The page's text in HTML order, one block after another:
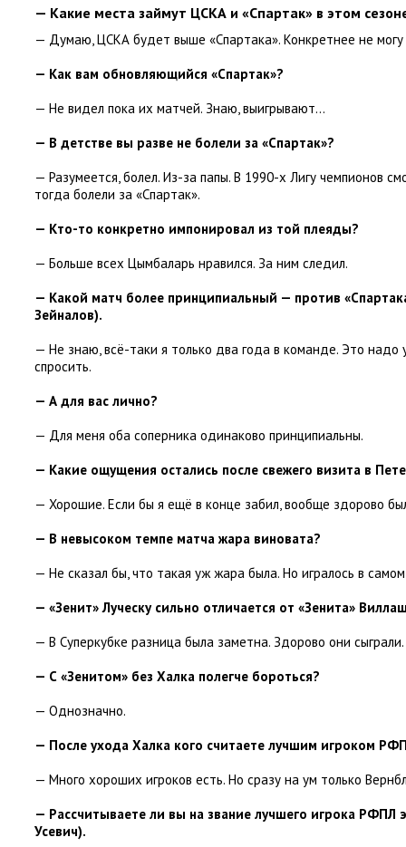
— Какие места займут ЦСКА и «Спартак» в этом
— Думаю, ЦСКА будет выше «Спартака». Конкретнее не могу
— Как вам обновляющийся «Спартак»?
— Не видел пока их матчей. Знаю, выигрывают…
— В детстве вы разве не болели за «Спартак»?
— Разумеется, болел. Из-за папы. В 1990-х Лигу чемпионов
тогда болели за «Спартак».
— Кто-то конкретно импонировал из той плеяды?
— Больше всех Цымбаларь нравился. За ним следил.
— Какой матч более принципиальный — против «
Зейналов).
— Не знаю, всё-таки я только два года в команде. Это надо
спросить.
— А для вас лично?
— Для меня оба соперника одинаково принципиальны.
— Какие ощущения остались после свежего визита в
— Хорошие. Если бы я ещё в конце забил, вообще здорово
— В невысоком темпе матча жара виновата?
— Не сказал бы, что такая уж жара была. Но игралось в
— «Зенит» Луческу сильно отличается от «Зенита»
— В Суперкубке разница была заметна. Здорово они
— С «Зенитом» без Халка полегче бороться?
— Однозначно.
— После ухода Халка кого считаете лучшим игроком
— Много хороших игроков есть. Но сразу на ум только
— Рассчитываете ли вы на звание лучшего игрока РФПЛ
Усевич).